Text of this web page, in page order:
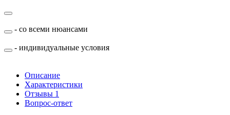
- со всеми нюансами
- индивидуальные условия
Описание
Характеристики
Отзывы 1
Вопрос-ответ